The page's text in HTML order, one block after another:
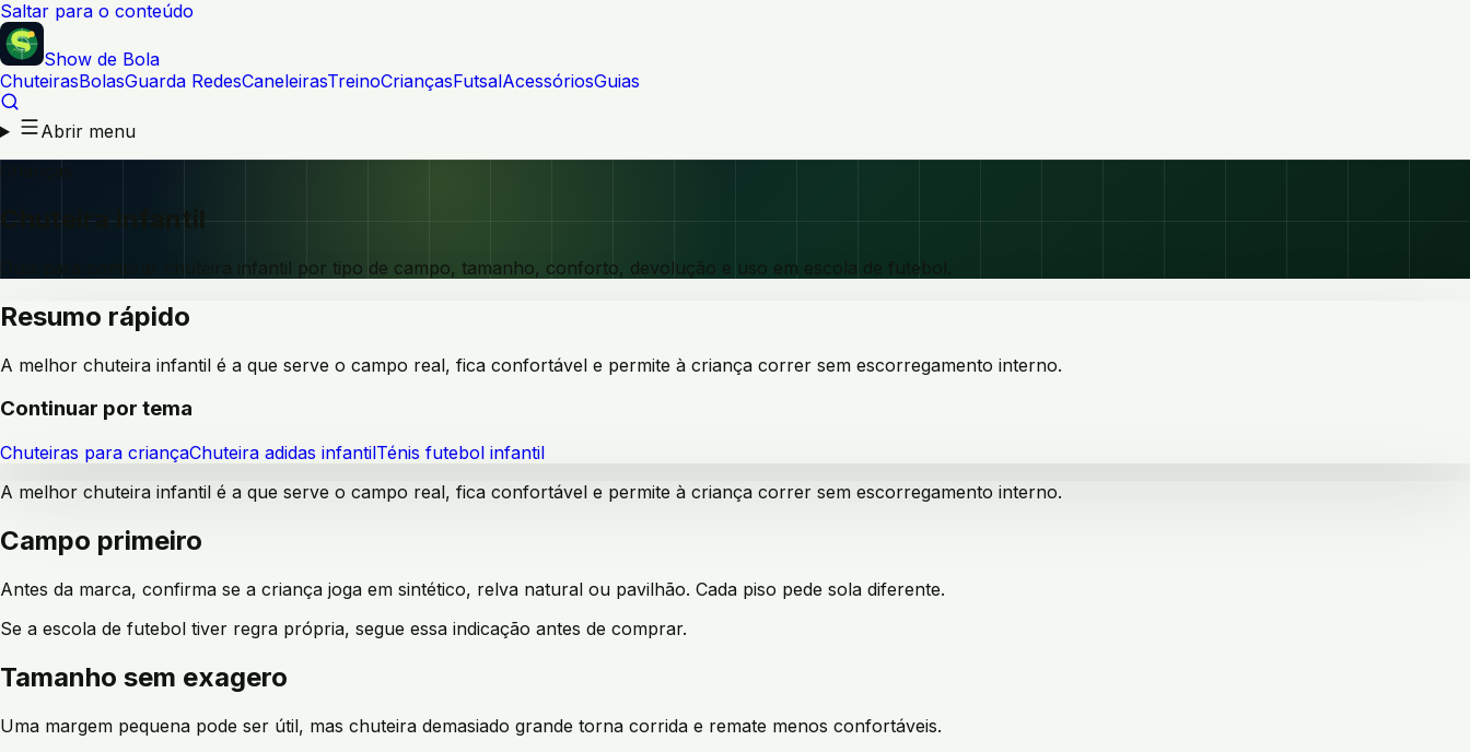
Saltar para o conteúdo
Show de Bola
ChuteirasBolasGuarda RedesCaneleirasTreinoCriançasFutsalAcessóriosGuias
Abrir menu
Crianças
Chuteira infantil
Guia para comprar chuteira infantil por tipo de campo, tamanho, conforto, devolução e uso em escola de futebol.
Resumo rápido
A melhor chuteira infantil é a que serve o campo real, fica confortável e permite à criança correr sem escorregamento interno.
Continuar por tema
Chuteiras para criançaChuteira adidas infantilTénis futebol infantil
A melhor chuteira infantil é a que serve o campo real, fica confortável e permite à criança correr sem escorregamento interno.
Campo primeiro
Antes da marca, confirma se a criança joga em sintético, relva natural ou pavilhão. Cada piso pede sola diferente.
Se a escola de futebol tiver regra própria, segue essa indicação antes de comprar.
Tamanho sem exagero
Uma margem pequena pode ser útil, mas chuteira demasiado grande torna corrida e remate menos confortáveis.